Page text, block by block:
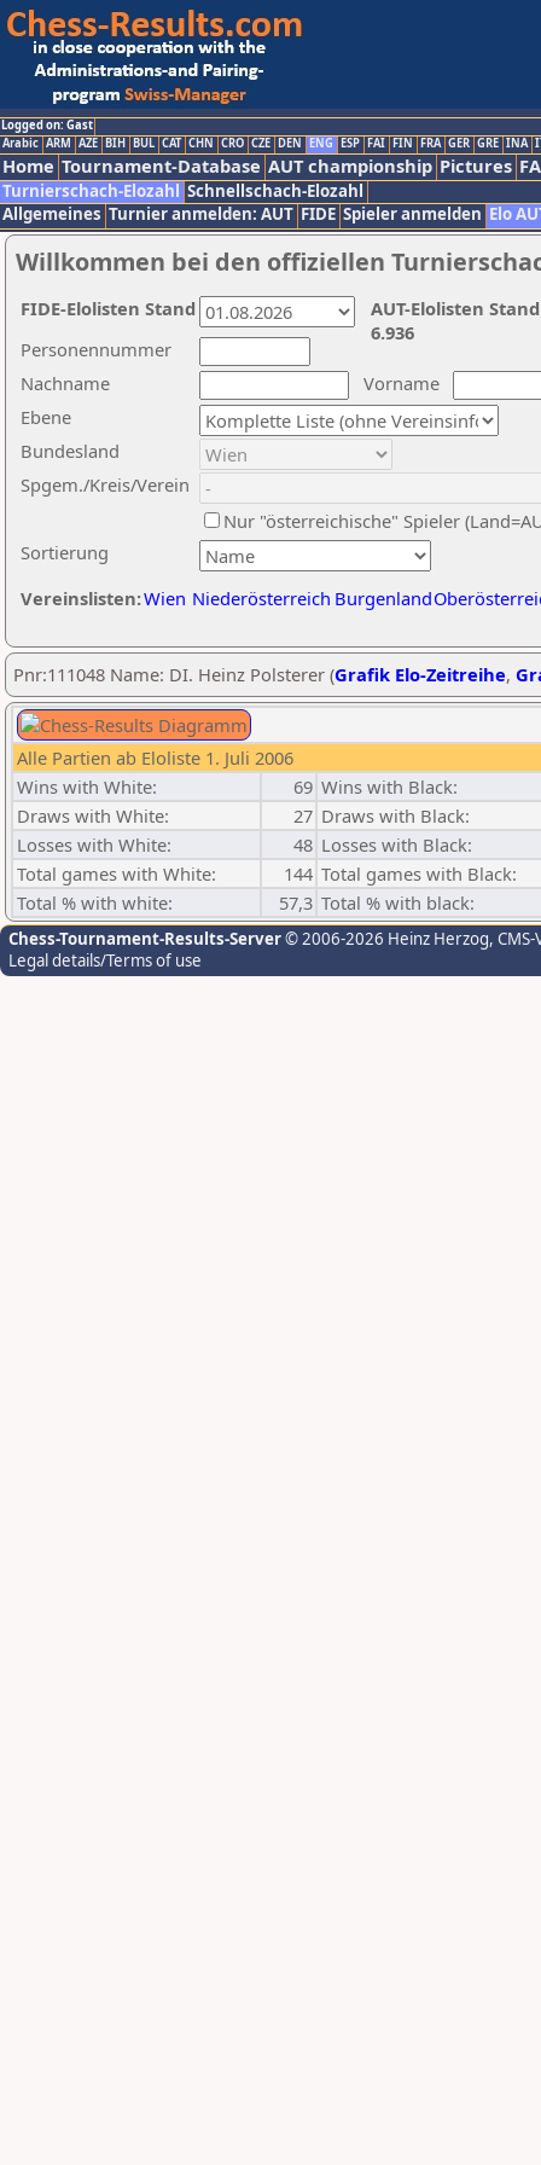
Logged on: Gast
Arabic ARM AZE BIH BUL CAT CHN CRO CZE DEN ENG ESP FAI FIN FRA GER GRE INA
Home Tournament-Database AUT championship Pictures
Turnierschach-Elozahl Schnellschach-Elozahl
Allgemeines Turnier anmelden: AUT FIDE Spieler anmelden Elo
Willkommen bei den offiziellen
Nachname
Vorname
Ebene
Sortierung
Personennummer
Bundesland
Spgem./Kreis/Verein
Nur "österreichische" Spieler
Vereinslisten:Wien Niederösterreich Burgenland
AUT-Elolisten
6.936
FIDE-Elolisten Stand
Pnr:111048 Name: DI. Heinz Polsterer (Grafik Elo-Zeitreihe,
Alle Partien ab Eloliste 1. Juli 2006
Wins with White:
69 Wins with Black:
Draws with White:
27 Draws with Black:
Losses with White:
48 Losses with Black:
Total games with White:
144 Total games with Black:
Total % with white:
57,3 Total % with black:
Chess-Tournament-Results-Server© 2006-2026 Heinz Herzog,
Legal details/Terms of use